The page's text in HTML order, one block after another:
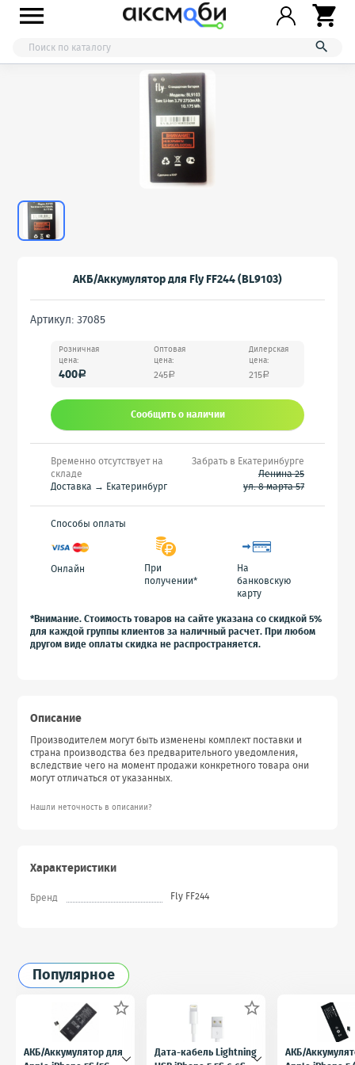



АКБ/Аккумулятор для Fly FF244 (BL9103)
Артикул: 37085
Розничная
цена:
400a
Оптовая
цена:
245a
Дилерская
цена:
215a
Сообщить o наличии
Временно отсутствует на
складе
Доставка → Екатеринбург
Забрать в Екатеринбурге
Ленина 25
ул. 8 марта 57
Способы оплаты
Онлайн
При
получении*
На
банковскую
карту
*Внимание. Стоимость товаров на сайте указана со скидкой 5%
для каждой группы клиентов за наличный расчет. При любом
другом виде оплаты скидка не распространяется.
Описание
Производителем могут быть изменены комплект поставки и
страна производства без предварительного уведомления,
вследствие чего на момент продажи конкретного товара они
могут отличаться от указанных.
Нашли неточность в описании?
Характеристики
Бренд Fly FF244
Популярное

АКБ/Аккумулятор для

Дата-кабель Lightning
АКБ/